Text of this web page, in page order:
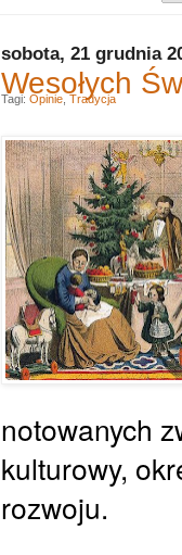
sobota, 21 grudnia
Wesołych
notowanych
kulturowy,
rozwoju.
Tagi: Opinie, Tradycja